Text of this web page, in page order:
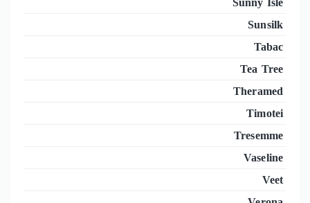
Sunsilk
Tabac
Tea Tree
Theramed
Timotei
Tresemme
Vaseline
Veet